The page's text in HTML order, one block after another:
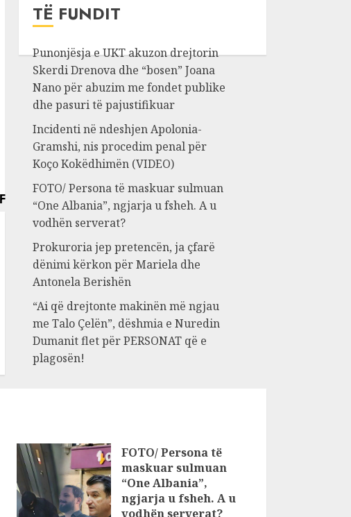
TË FUNDIT
Punonjësja e UKT akuzon drejtorin
Skerdi Drenova dhe “bosen” Joana
Nano për abuzim me fondet publike
dhe pasuri të pajustifikuar
Incidenti në ndeshjen Apolonia-
Gramshi, nis procedim penal për
Koço Kokëdhimën (VIDEO)
FOTO/ Persona të maskuar sulmuan
“One Albania”, ngjarja u fsheh. A u
vodhën serverat?
Prokuroria jep pretencën, ja çfarë
dënimi kërkon për Mariela dhe
Antonela Berishën
“Ai që drejtonte makinën më ngjau
me Talo Çelën”, dëshmia e Nuredin
Dumanit flet për PERSONAT që e
plagosën!
FOTO/ Persona të
maskuar sulmuan
“One Albania”,
ngjarja u fsheh. A u
vodhën serverat?